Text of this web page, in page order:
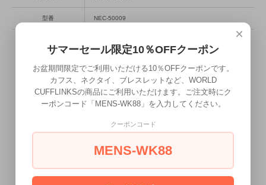
型番 NEC-50009
×
サマーセール限定10％OFFクーポン
お盆期間限定でご利用いただける10％OFFクーポンです。
カフス、ネクタイ、ブレスレットなど、WORLD
CUFFLINKSの商品にご利用いただけます。ご注文時にク
ーポンコード「MENS-WK88」を入力してください。
クーポンコード
MENS-WK88